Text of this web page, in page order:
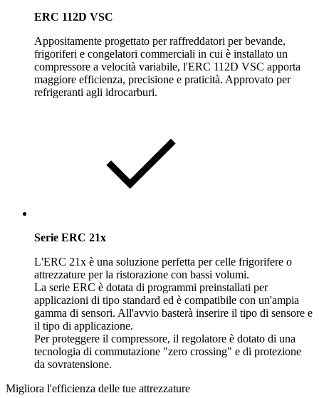
ERC 112D VSC
Appositamente progettato per raffreddatori per bevande,
frigoriferi e congelatori commerciali in cui è installato un
compressore a velocità variabile, l'ERC 112D VSC apporta
maggiore efficienza, precisione e praticità. Approvato per
refrigeranti agli idrocarburi.
Serie ERC 21x
L'ERC 21x è una soluzione perfetta per celle frigorifere o
attrezzature per la ristorazione con bassi volumi.
La serie ERC è dotata di programmi preinstallati per
applicazioni di tipo standard ed è compatibile con un'ampia
gamma di sensori. All'avvio basterà inserire il tipo di sensore e
il tipo di applicazione.
Per proteggere il compressore, il regolatore è dotato di una
tecnologia di commutazione "zero crossing" e di protezione
da sovratensione.
Migliora l'efficienza delle tue attrezzature